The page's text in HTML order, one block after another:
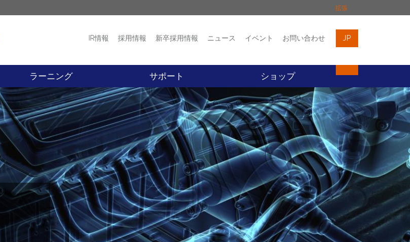
拡張
ニュース イベント お問い合わせ
IR情報 採用情報 新卒採用情報 ニュース イベント お問い合わせ JP
ラーニング サポート ショップ